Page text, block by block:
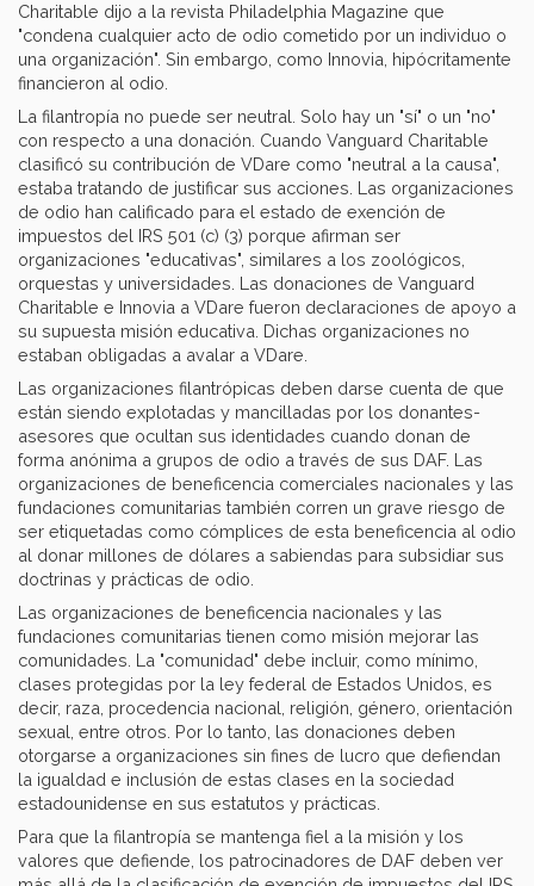
Charitable dijo a la revista Philadelphia Magazine que
"condena cualquier acto de odio cometido por un individuo o
una organización". Sin embargo, como Innovia, hipócritamente
financieron al odio.
La filantropía no puede ser neutral. Solo hay un "sí" o un "no"
con respecto a una donación. Cuando Vanguard Charitable
clasificó su contribución de VDare como "neutral a la causa",
estaba tratando de justificar sus acciones. Las organizaciones
de odio han calificado para el estado de exención de
impuestos del IRS 501 (c) (3) porque afirman ser
organizaciones "educativas", similares a los zoológicos,
orquestas y universidades. Las donaciones de Vanguard
Charitable e Innovia a VDare fueron declaraciones de apoyo a
su supuesta misión educativa. Dichas organizaciones no
estaban obligadas a avalar a VDare.
Las organizaciones filantrópicas deben darse cuenta de que
están siendo explotadas y mancilladas por los donantes-
asesores que ocultan sus identidades cuando donan de
forma anónima a grupos de odio a través de sus DAF. Las
organizaciones de beneficencia comerciales nacionales y las
fundaciones comunitarias también corren un grave riesgo de
ser etiquetadas como cómplices de esta beneficencia al odio
al donar millones de dólares a sabiendas para subsidiar sus
doctrinas y prácticas de odio.
Las organizaciones de beneficencia nacionales y las
fundaciones comunitarias tienen como misión mejorar las
comunidades. La "comunidad" debe incluir, como mínimo,
clases protegidas por la ley federal de Estados Unidos, es
decir, raza, procedencia nacional, religión, género, orientación
sexual, entre otros. Por lo tanto, las donaciones deben
otorgarse a organizaciones sin fines de lucro que defiendan
la igualdad e inclusión de estas clases en la sociedad
estadounidense en sus estatutos y prácticas.
Para que la filantropía se mantenga fiel a la misión y los
valores que defiende, los patrocinadores de DAF deben ver